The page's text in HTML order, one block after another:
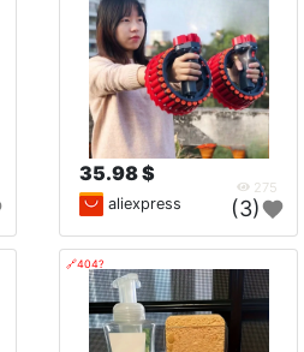
35.98 $
275
aliexpress (3)
🔗404?